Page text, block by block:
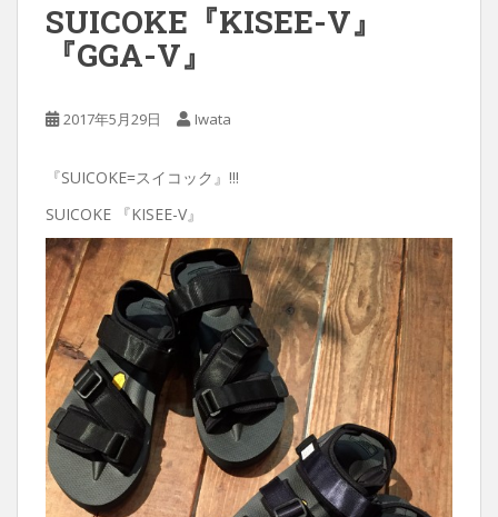
SUICOKE『KISEE-V』
『GGA-V』
2017年5月29日 Iwata
『SUICOKE=スイコック』!!!
SUICOKE 『KISEE-V』